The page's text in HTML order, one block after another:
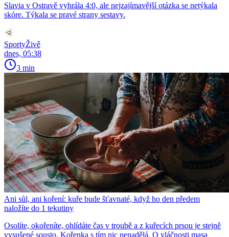
Slavia v Ostravě vyhrála 4:0, ale nejzajímavější otázka se netýkala
skóre. Týkala se pravé strany sestavy.
SportyŽivě
dnes, 05:38
3 min
Ani sůl, ani koření: kuře bude šťavnaté, když ho den předem
naložíte do 1 tekutiny
Osolíte, okořeníte, ohlídáte čas v troubě a z kuřecích prsou je stejně
vysušené sousto. Kořenka s tím nic nenadělá. O vláčnosti masa